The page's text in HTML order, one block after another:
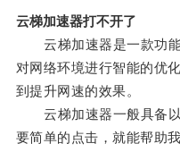
云梯加速器打不开了
云梯加速器是一款功能
对网络环境进行智能的优
到提升网速的效果。
云梯加速器一般具备以
要简单的点击，就能帮助